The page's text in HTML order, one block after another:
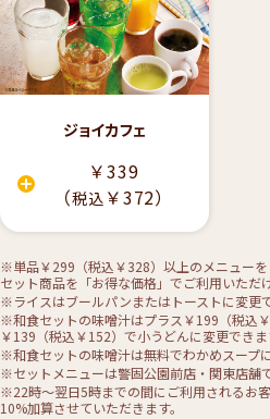
ジョイカフェ
￥339
（税込 ￥372）
※単品￥299（税込￥328）以上のメニューを
セット商品を「お得な価格」でご利用いただけ
※ライスはブールパンまたはトーストに変更で
※和食セットの味噌汁はプラス￥199（税込
￥139（税込￥152）で小うどんに変更できま
※和食セットの味噌汁は無料でわかめスープに
※セットメニューは警固公園前店・関東店舗
※22時〜翌日5時までの間にご利用されるお
10%加算させていただきます。